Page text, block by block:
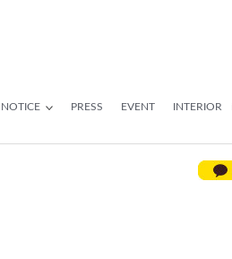
NOTICE PRESS EVENT INTERIOR